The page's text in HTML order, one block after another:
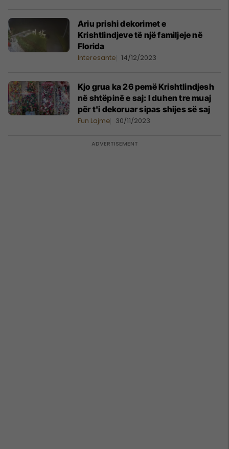
Ariu prishi dekorimet e
Krishtlindjeve të një familjeje në
Florida
Interesante 14/12/2023
Kjo grua ka 26 pemë Krishtlindjesh
në shtëpinë e saj: I duhen tre muaj
për t'i dekoruar sipas shijes së saj
Fun Lajme 30/11/2023